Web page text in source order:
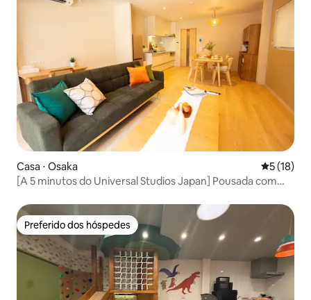
Casa ⋅ Osaka 5 de uma
5 (18)
[A 5 minutos do Universal Studios Japan] Pousada com
pé da Estação Nishikujo / Capacidade para até 13 pessoas
Preferido dos hóspedes
Preferido dos hóspedes